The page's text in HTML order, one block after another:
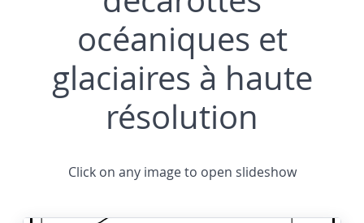
océaniques et
glaciaires à haute
résolution
Click on any image to open slideshow